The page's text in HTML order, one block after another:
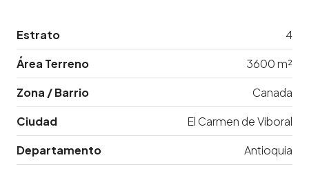
Estrato
4
Área Terreno
3600 m²
Zona / Barrio
Canada
Ciudad
El Carmen de Viboral
Departamento
Antioquia